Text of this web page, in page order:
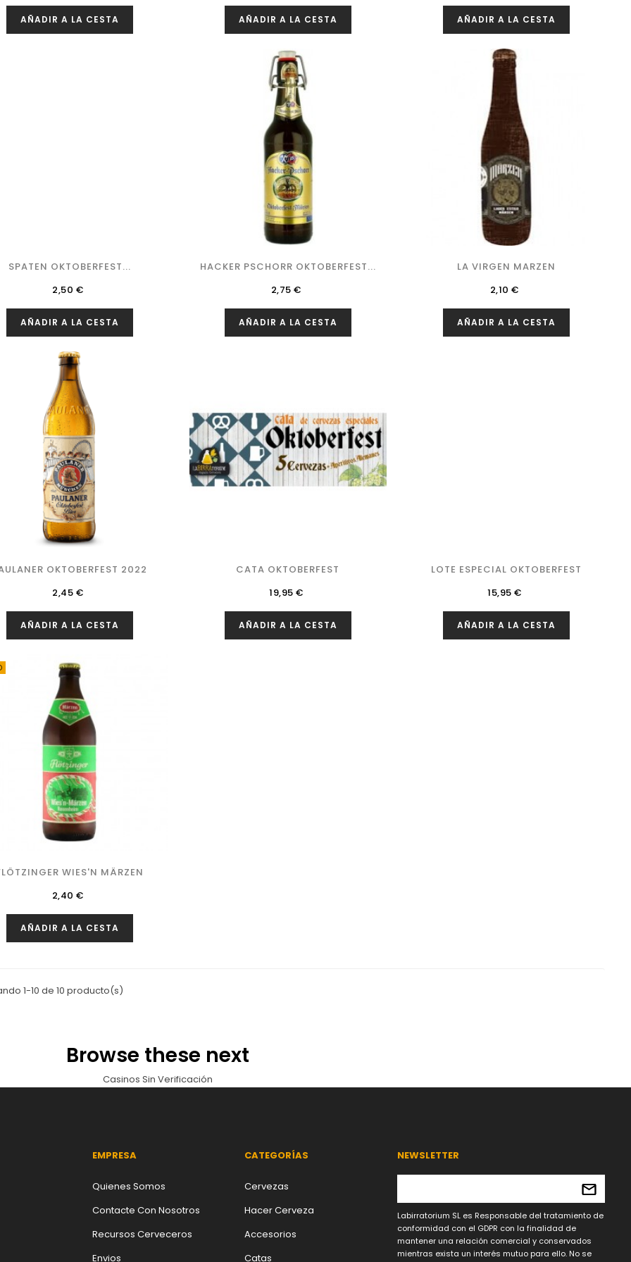
AÑADIR A LA CESTA AÑADIR A LA CESTA AÑADIR A LA CESTA
SPATEN OKTOBERFEST...
Precio
2,50 €
AÑADIR A LA CESTA
HACKER PSCHORR OKTOBERFEST...
Precio
2,75 €
AÑADIR A LA CESTA
LA VIRGEN MARZEN
Precio
2,10 €
AÑADIR A LA CESTA
OKTOBERFEST 2022
Precio
2,45 €
AÑADIR A LA CESTA
CATA OKTOBERFEST
Precio
19,95 €
AÑADIR A LA CESTA
LOTE ESPECIAL OKTOBERFEST
Precio
15,95 €
AÑADIR A LA CESTA
WIES'N MÄRZEN
Precio
2,40 €
AÑADIR A LA CESTA
1-10 de 10 producto(s)
Browse these next
Casinos Sin Verificación
EMPRESA
Quienes Somos
Contacte Con Nosotros
Recursos Cerveceros
Envios
CATEGORÍAS
Cervezas
Hacer Cerveza
Accesorios
Catas
NEWSLETTER
Labirratorium SL es Responsable del tratamiento de
conformidad con el GDPR con la finalidad de
mantener una relación comercial y conservados
mientras exista un interés mutuo para ello. No se